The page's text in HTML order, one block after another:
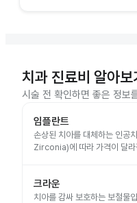
치과 진료비 알아보
시술 전 확인하면 좋은 정보
임플란트
손상된 치아를 대체하는 인공
Zirconia)에 따라 가격이 달라
크라운
치아를 감싸 보호하는 보철